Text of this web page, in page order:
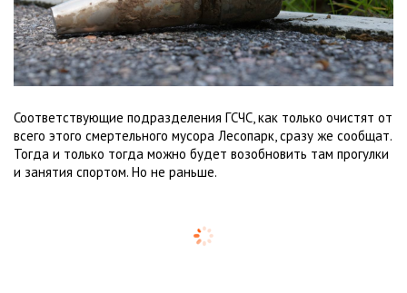
Соответствующие подразделения ГСЧС, как только очистят от
всего этого смертельного мусора Лесопарк, сразу же сообщат.
Тогда и только тогда можно будет возобновить там прогулки
и занятия спортом. Но не раньше.